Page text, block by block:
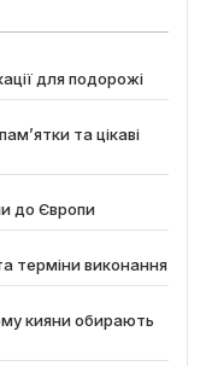
для подорожі
та цікаві
до Європи
терміни виконання
кияни обирають